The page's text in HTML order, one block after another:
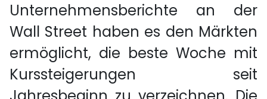
Unternehmensberichte an der
Wall Street haben es den Märkten
ermöglicht, die beste Woche mit
Kurssteigerungen seit